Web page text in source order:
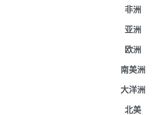
非洲
亚洲
欧洲
南美洲
大洋洲
北美